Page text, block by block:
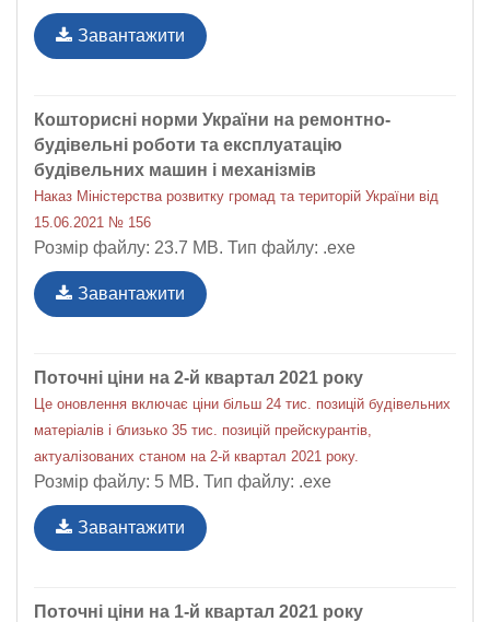
Завантажити
Кошторисні норми України на ремонтно-
будівельні роботи та експлуатацію
будівельних машин і механізмів
Наказ Міністерства розвитку громад та територій України від
15.06.2021 № 156
Розмір файлу: 23.7 MB. Тип файлу: .exe
Завантажити
Поточні ціни на 2-й квартал 2021 року
Це оновлення включає ціни більш 24 тис. позицій будівельних
матеріалів і близько 35 тис. позицій прейскурантів,
актуалізованих станом на 2-й квартал 2021 року.
Розмір файлу: 5 MB. Тип файлу: .exe
Завантажити
Поточні ціни на 1-й квартал 2021 року